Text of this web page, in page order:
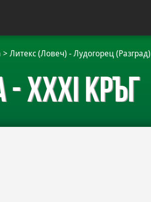
> Литекс (Ловеч) - Лудогорец (Разград)
XXXI кръг